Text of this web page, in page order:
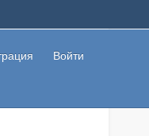
Войти